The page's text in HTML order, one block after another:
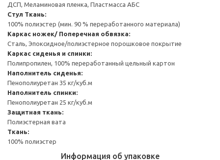
ДСП, Меламиновая пленка, Пластмасса АБС
Стул Ткань:
100% полиэстер (мин. 90 % переработанного материала)
Каркас ножек/ Поперечная обвязка:
Сталь, Эпоксидное/полиэстерное порошковое покрытие
Каркас сиденья и спинки:
Полипропилен, 100% переработанный цельный картон
Наполнитель сиденья:
Пенополиуретан 35 кг/куб.м
Наполнитель спинки:
Пенополиуретан 25 кг/куб.м
Защитная ткань:
Полиэстерная вата
Ткань:
100% полиэстер
Информация об упаковке